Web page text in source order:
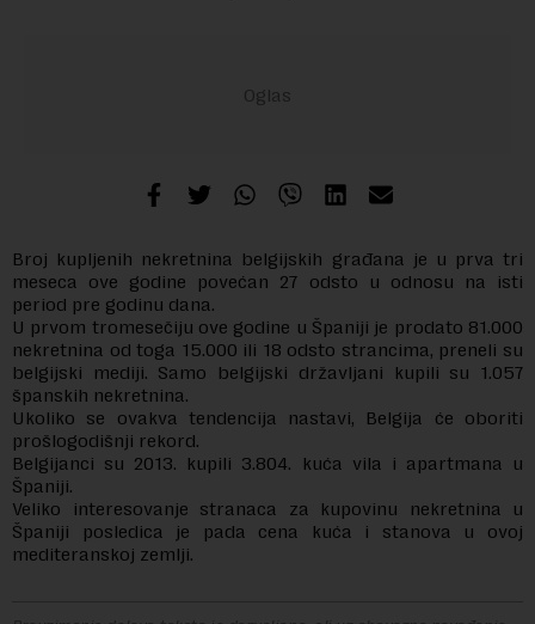
Broj kupljenih nekretnina belgijskih građana je u prva tri
meseca ove godine povećan 27 odsto u odnosu na isti
period pre godinu dana.
U prvom tromesečiju ove godine u Španiji je prodato 81.000
nekretnina od toga 15.000 ili 18 odsto strancima, preneli su
belgijski mediji. Samo belgijski državljani kupili su 1.057
španskih nekretnina.
Ukoliko se ovakva tendencija nastavi, Belgija će oboriti
prošlogodišnji rekord.
Belgijanci su 2013. kupili 3.804. kuća vila i apartmana u
Španiji.
Veliko interesovanje stranaca za kupovinu nekretnina u
Španiji posledica je pada cena kuća i stanova u ovoj
mediteranskoj zemlji.